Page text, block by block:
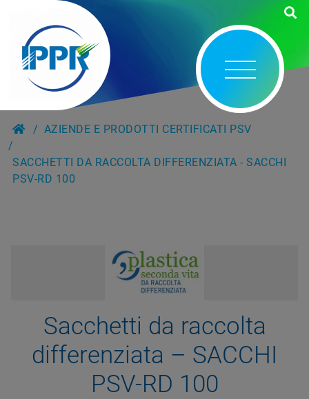
AZIENDE E PRODOTTI CERTIFICATI PSV
SACCHETTI DA RACCOLTA DIFFERENZIATA - SACCHI
PSV-RD 100
Sacchetti da raccolta
differenziata – SACCHI
PSV-RD 100